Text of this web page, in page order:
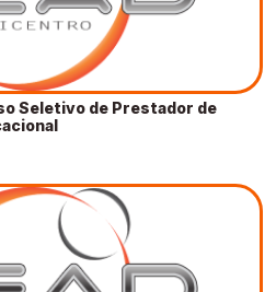
Seletivo de Prestador de